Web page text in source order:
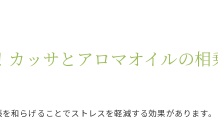
施術を受ける前の準備と心構え
施術後に感じる心地よさの秘密
カッサとアロマオイルの相
和らげることでストレスを軽減する効果があります